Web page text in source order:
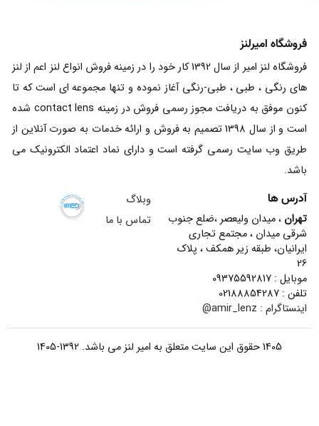
فروشگاه امیرلنز
فروشگاه لنز امیر از سال 1392 کار خود را در زمینه فروش انواع لنز اعم از لنز
های رنگی ، طبی ، طبی-رنگی آغاز نموده و تنها مجموعه ای است که تا
کنون موفق به دریافت مجوز رسمی فروش در زمینه contact lens شده
است و از سال 1398 تصمیم به فروش و ارائه خدمات به صورت آنلاین از
طریق وب سایت رسمی گرفته است و دارای نماد اعتماد الکترونیک می
باشد.
آدرس ها
تهران ، میدان ولیعصر ،ضلع جنوب
شرقی میدان ، مجتمع تجاری
ایرانیان، طبقه زیر همکف ، پلاک
26
موبایل : 09375592817
تلفن : 02188854287
اینستاگرام : amir_lenz@
وبلاگ
تماس با ما
1405 حقوق این سایت متعلق به امیر لنز می باشد. 1392-1405